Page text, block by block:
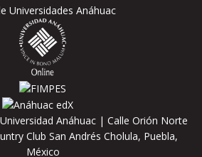
Anáhuac | Calle Orión Norte
Club San Andrés Cholula, Puebla,
México